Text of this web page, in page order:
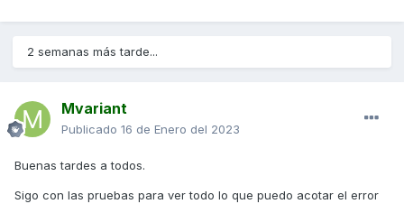
2 semanas más tarde...
Mvariant
Publicado 16 de Enero del 2023
Buenas tardes a todos.
Sigo con las pruebas para ver todo lo que puedo acotar el error